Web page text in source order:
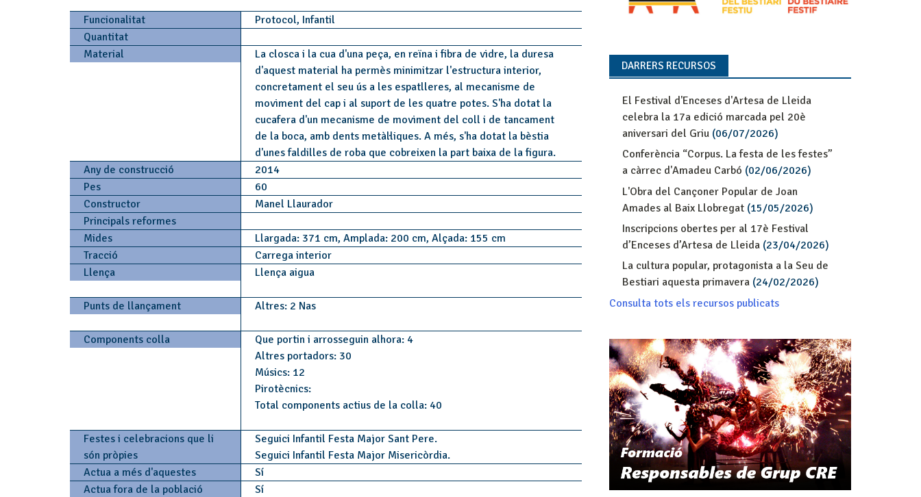
Funcionalitat
Protocol, Infantil
Quantitat
Material
La closca i la cua d'una peça, en reïna i fibra de vidre, la duresa
d'aquest material ha permès minimitzar l'estructura interior,
concretament el seu ús a les espatlleres, al mecanisme de
moviment del cap i al suport de les quatre potes. S'ha dotat la
cucafera d'un mecanisme de moviment del coll i de tancament
de la boca, amb dents metàl·liques. A més, s'ha dotat la bèstia
d'unes faldilles de roba que cobreixen la part baixa de la figura.
Any de construcció
2014
Pes
60
Constructor
Manel Llaurador
Principals reformes
Mides
Llargada: 371 cm, Amplada: 200 cm, Alçada: 155 cm
Tracció
Carrega interior
Llença
Llença aigua
Punts de llançament Altres: 2 Nas
Components colla
Que portin i arrosseguin alhora: 4
Altres portadors: 30
Músics: 12
Pirotècnics:
Total components actius de la colla: 40
Festes i celebracions que li
són pròpies
Seguici Infantil Festa Major Sant Pere.
Seguici Infantil Festa Major Misericòrdia.
Actua a més d'aquestes
Sí
Actua fora de la població
Sí
DARRERS RECURSOS
El Festival d'Enceses d'Artesa de Lleida
celebra la 17a edició marcada pel 20è
aniversari del Griu(06/07/2026)
Conferència “Corpus. La festa de les festes”
a càrrec d'Amadeu Carbó (02/06/2026)
L'Obra del Cançoner Popular de Joan
Amades al Baix Llobregat(15/05/2026)
Inscripcions obertes per al 17è Festival
d’Enceses d’Artesa de Lleida(23/04/2026)
La cultura popular, protagonista a la Seu de
Bestiari aquesta primavera(24/02/2026)
Consulta tots els recursos publicats